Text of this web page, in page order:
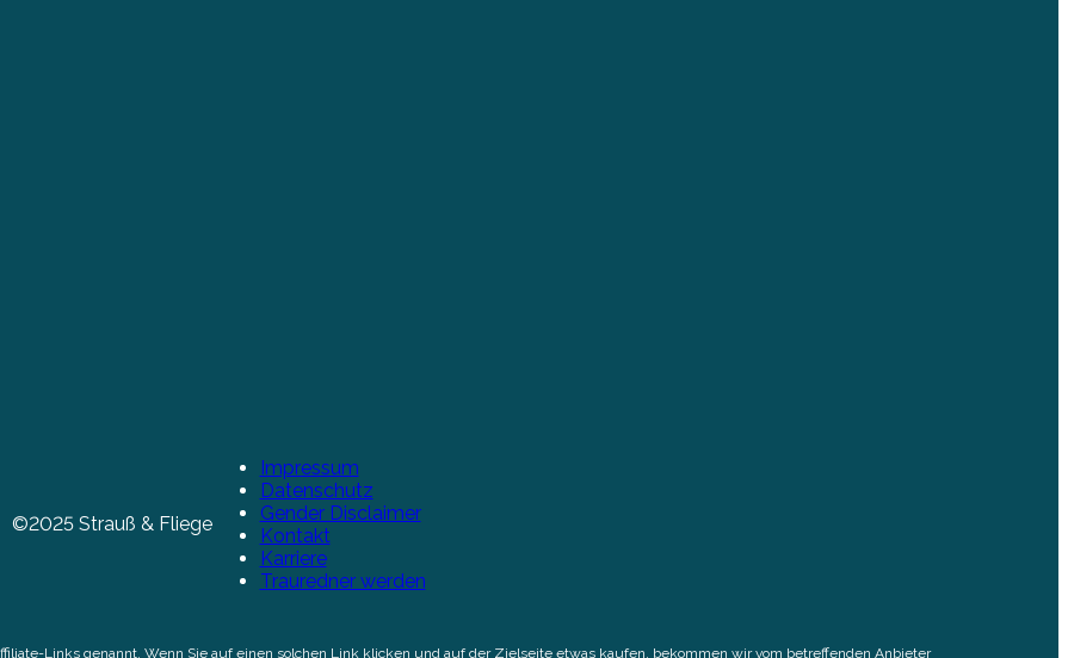
©2025 Strauß & Fliege
Impressum
Datenschutz
Gender Disclaimer
Kontakt
Karriere
Trauredner werden
Links genannt. Wenn Sie auf einen solchen Link klicken und auf der Zielseite etwas kaufen, bekommen wir vom betreffenden Anbieter